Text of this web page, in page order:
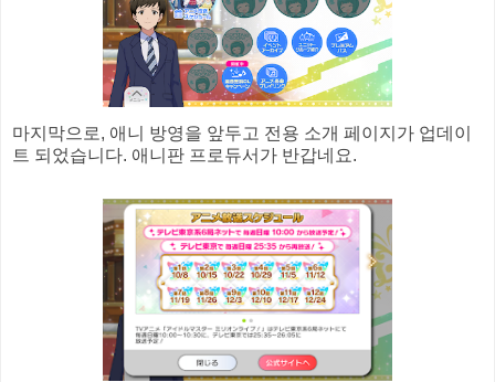
마지막으로, 애니 방영을 앞두고 전용 소개 페이지가 업데이
트 되었습니다. 애니판 프로듀서가 반갑네요.